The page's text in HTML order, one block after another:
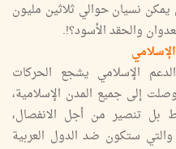
نسيان حوالي ثلاثين مليون
والحقد الأسود؟!.
الإسلامي يشجع الحركات
إلى جميع المدن الإسلامية،
بل تنصير من أجل الانفصال،
والتي ستكون ضد الدول العربية